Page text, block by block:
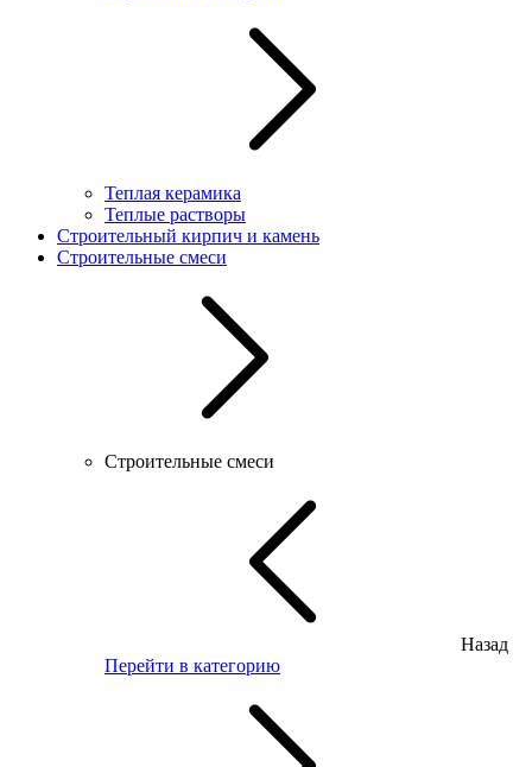
Теплая керамика
Теплые растворы
Строительный кирпич и камень
Строительные смеси
Строительные смеси
Назад
Перейти в категорию